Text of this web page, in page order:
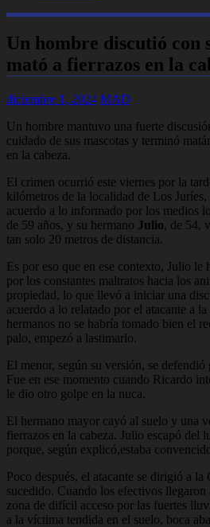
Un hombre discutió con
mató a fierrazos en la
diciembre 1, 2024 MAD
Un hombre mantuvo una fuerte
cuidado de sus mascotas y terminó
en la cabeza.
El crimen ocurrió este viernes por la
kilómetros de la localidad de Los
acuerdo a lo informado por los medios
de 59 años, y su hermano Julio, de 54,
tan solo 20 metros de distancia.
Es por eso que en ese contexto, Julio le
por los constantes maltratos hacia los
propiedad, lo que llevó a iniciar una
acuerdo a lo relatado por el atacante a
hermanos no se habría tomado bien el
palo, empezó a lastimarlo.
El menor, según su versión, se
Fue en ese momento cuando Ricardo
le dio otro golpe en la nuca.
El hermano mayor cayó al suelo y una
fierrazos en la cabeza. Julio escapó del
porque, según explicó,estaba
Poco después, el atacante se dirigió a
sucedido. Cuando los efectivos
zona de difícil acceso por las fuertes
a la víctima tendida en el suelo, boca